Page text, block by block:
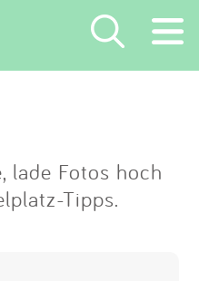
×
lade Fotos hoch
Tipps.